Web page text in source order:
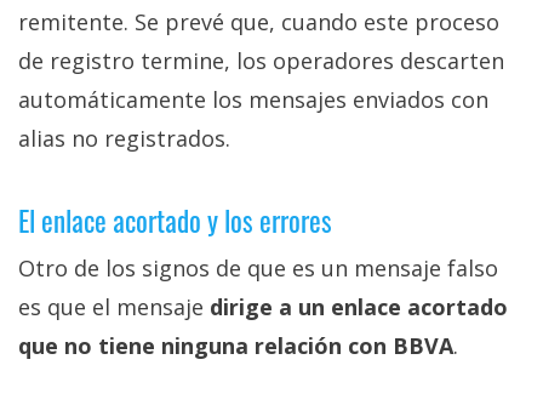
remitente. Se prevé que, cuando este proceso
de registro termine, los operadores descarten
automáticamente los mensajes enviados con
alias no registrados.
El enlace acortado y los errores
Otro de los signos de que es un mensaje falso
es que el mensaje dirige a un enlace acortado
que no tiene ninguna relación con BBVA.